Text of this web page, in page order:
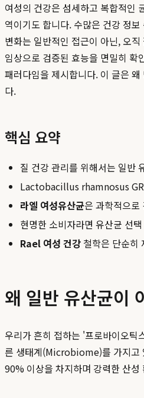
여성의 건강은 섬세하고 복합적인
역이기도 합니다. 수많은 건강 정
변화는 일반적인 접근이 아닌, 오
임상으로 검증된 효능을 면밀히 확
패러다임을 제시합니다. 이 글은
다.
핵심 요약
질 건강 관리를 위해서는 일반
Lactobacillus rhamnosus
라엘 여성유산균은 과학적으로
현명한 소비자라면 유산균 선
Rael 여성 건강 철학은 단순히
왜 일반 유산균이
우리가 흔히 접하는 '프로바이오틱
른 생태계(Microbiome)를 가지고
90% 이상을 차지하며 강력한 산